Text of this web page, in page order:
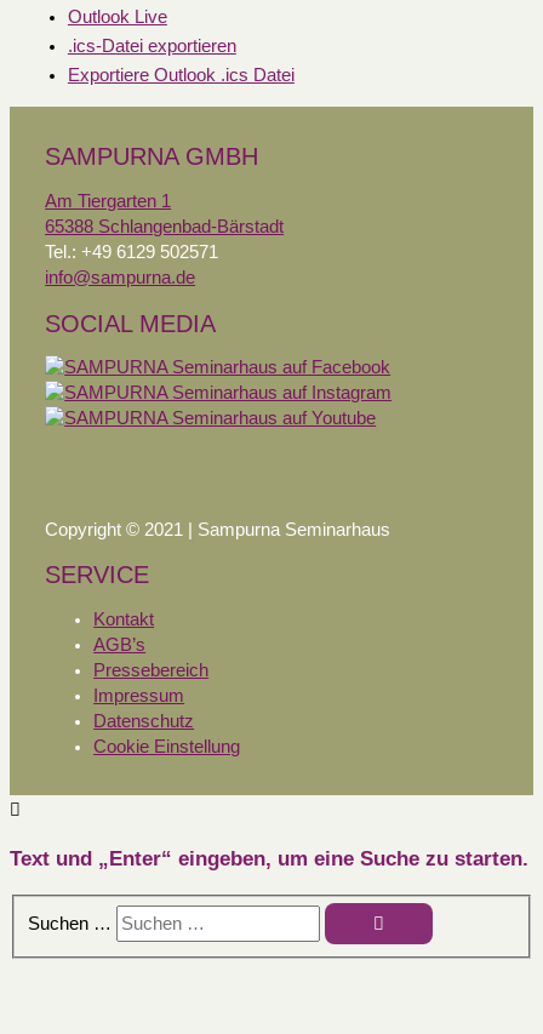
Outlook Live
.ics-Datei exportieren
Exportiere Outlook .ics Datei
SAMPURNA GMBH
Am Tiergarten 1
65388 Schlangenbad-Bärstadt
Tel.: +49 6129 502571
info@sampurna.de
SOCIAL MEDIA
Copyright © 2021 | Sampurna Seminarhaus
SERVICE
Kontakt
AGB’s
Pressebereich
Impressum
Datenschutz
Cookie Einstellung
Text und „Enter“ eingeben, um eine Suche zu starten.
Suchen …